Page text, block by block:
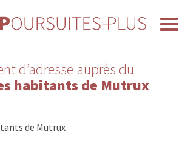
d’adresse auprès du
habitants de Mutrux
de Mutrux